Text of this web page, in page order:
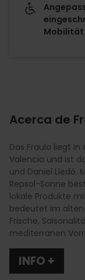
Mobilität
Acerca de
Das Fraula liegt
Valencia und ist
und Daniel Lledó.
Repsol-Sonne
lokale Produkte
bedeutet im alten
Frische,
mediterranen
INFO +